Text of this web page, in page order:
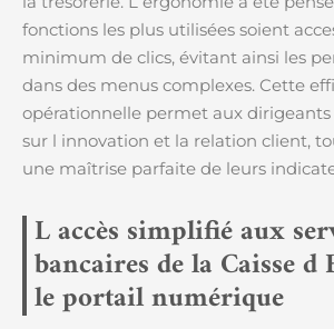
fonctions les plus utilisées soient
minimum de clics, évitant ainsi les
dans des menus complexes. Cette
opérationnelle permet aux
sur l innovation et la relation client,
une maîtrise parfaite de leurs
L accès simplifié aux
bancaires de la Caisse d
le portail numérique